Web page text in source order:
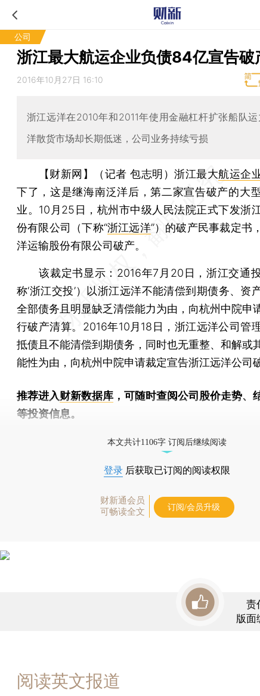
公司
浙江最大航运企业负债84亿宣告破
2016年10月27日 16:10
浙江远洋在2010年和2011年使用金融杠杆扩张船队
洋散货市场却长期低迷，公司业务持续亏损
【财新网】（记者 包志明）浙江最大航运企
下了，这是继海南泛洋后，第二家宣告破产的大
业。10月25日，杭州市中级人民法院正式下发浙
份有限公司（下称“浙江远洋”）的破产民事裁定书
洋运输股份有限公司破产。
该裁定书显示：2016年7月20日，浙江交通
称‘浙江交投’）以浙江远洋不能清偿到期债务、资
全部债务且明显缺乏清偿能力为由，向杭州中院申
行破产清算。2016年10月18日，浙江远洋公司管
抵债且不能清偿到期债务，同时也无重整、和解或
能性为由，向杭州中院申请裁定宣告浙江远洋公司
推荐进入财新数据库 ，可随时查阅公司股价走势、
等投资信息。
本文共计1106字 订阅后继续阅读
登录 后获取已订阅的阅读权限
财新通会员
可畅读全文
订阅/会员升级
责
版面
阅读英文报道